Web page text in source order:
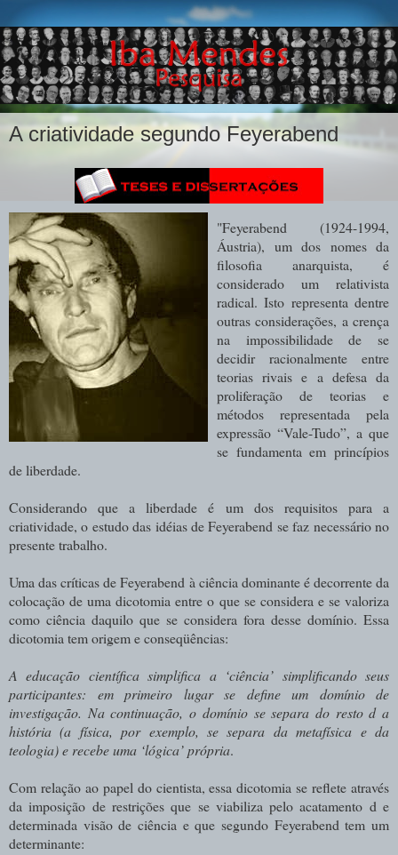
A criatividade segundo Feyerabend
"Feyerabend (1924-1994,
Áustria), um dos nomes da
filosofia anarquista, é
considerado um relativista
radical. Isto representa dentre
outras considerações, a crença
na impossibilidade de se
decidir racionalmente entre
teorias rivais e a defesa da
proliferação de teorias e
métodos representada pela
expressão “Vale-Tudo”, a que
se fundamenta em princípios
de liberdade.
Considerando que a liberdade é um dos requisitos para a
criatividade, o estudo das idéias de Feyerabend se faz necessário no
presente trabalho.
Uma das críticas de Feyerabend à ciência dominante é decorrente da
colocação de uma dicotomia entre o que se considera e se valoriza
como ciência daquilo que se considera fora desse domínio. Essa
dicotomia tem origem e conseqüências:
A educação científica simplifica a ‘ciência’ simplificando seus
participantes:
em primeiro lugar se define um domínio de
investigação. Na continuação, o domínio se separa do resto d a
história (a física, por exemplo, se separa da metafísica e da
teologia) e recebe uma ‘lógica’ própria.
Com relação ao papel do cientista, essa dicotomia se reflete através
da imposição de restrições que se viabiliza pelo acatamento d e
determinada visão de ciência e que segundo Feyerabend tem um
determinante: